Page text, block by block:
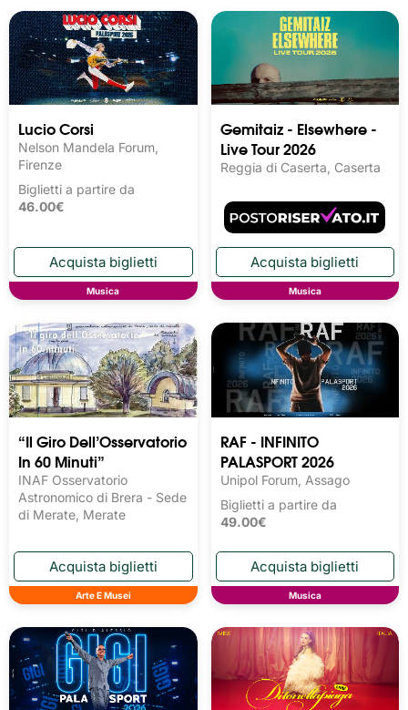
Lucio Corsi
Nelson Mandela Forum,
Firenze
Biglietti a partire da
46.00€
Musica
Gemitaiz - Elsewhere -
Live Tour 2026
Reggia di Caserta, Caserta
Musica
“Il Giro Dell’Osservatorio
In 60 Minuti”
INAF Osservatorio
Astronomico di Brera - Sede
di Merate, Merate
Arte E Musei
RAF - INFINITO
PALASPORT 2026
Unipol Forum, Assago
Biglietti a partire da
49.00€
Musica